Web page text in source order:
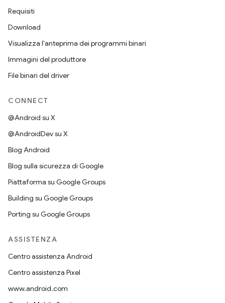
Requisiti
Download
Visualizza l'anteprima dei programmi binari
Immagini del produttore
File binari del driver
CONNECT
@Android su X
@AndroidDev su X
Blog Android
Blog sulla sicurezza di Google
Piattaforma su Google Groups
Building su Google Groups
Porting su Google Groups
ASSISTENZA
Centro assistenza Android
Centro assistenza Pixel
www.android.com